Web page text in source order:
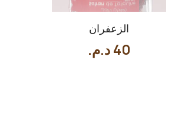
الزعفران
40 د.م.